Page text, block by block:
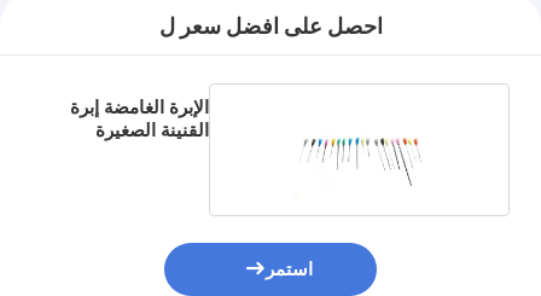
احصل على افضل سعر ل
الإبرة الغامضة إبرة
القنينة الصغيرة
استمر